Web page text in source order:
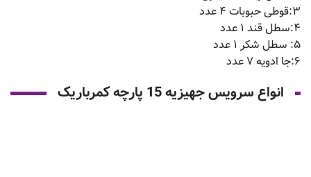
۳:قوطی حبوبات ۴ عدد
۴:سطل قند ۱ عدد
۵: سطل شکر ۱ عدد
۶:جا ادویه ۷ عدد
انواع سرویس جهیزیه 15 پارچه کمرباریک